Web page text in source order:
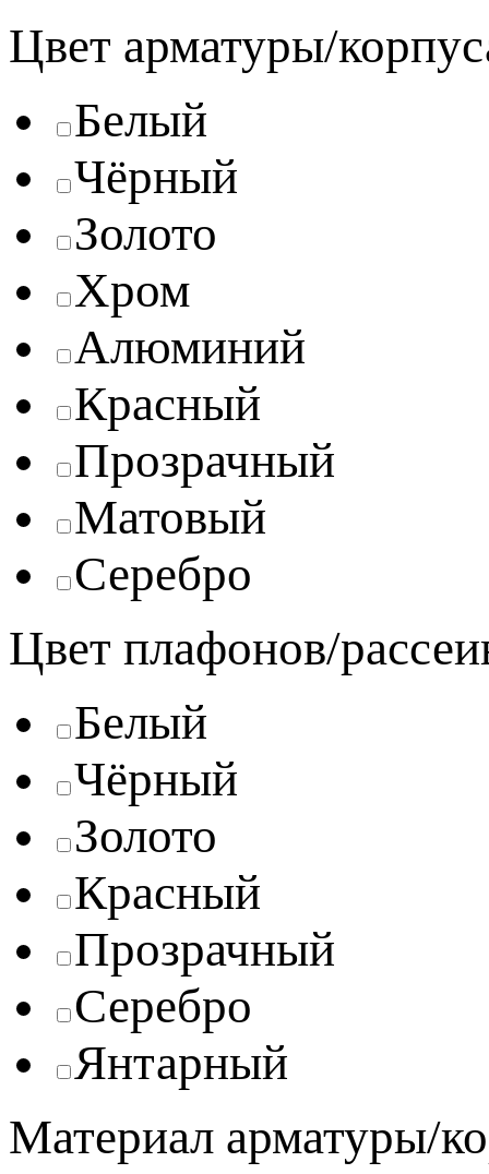
Цвет арматуры/
Белый
Чёрный
Золото
Хром
Алюминий
Красный
Прозрачный
Матовый
Серебро
Цвет плафонов/
Белый
Чёрный
Золото
Красный
Прозрачный
Серебро
Янтарный
Материал арматуры/